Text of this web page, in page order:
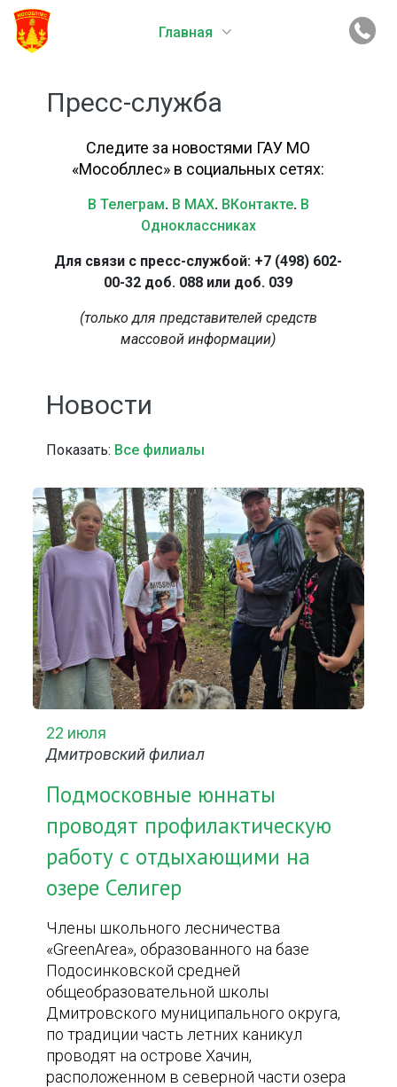
Главная
Пресс-служба
Следите за новостями ГАУ МО
«Мособллес» в социальных сетях:
В Телеграм. В MAX. ВКонтакте. В
Одноклассниках
Для связи с пресс-службой: +7 (498) 602-
00-32 доб. 088 или доб. 039
(только для представителей средств
массовой информации)
Новости
Показать: Все филиалы
22 июля
Дмитровский филиал
Подмосковные юннаты
проводят профилактическую
работу с отдыхающими на
озере Селигер
Члены школьного лесничества
«GreenArea», образованного на базе
Подосинковской средней
общеобразовательной школы
Дмитровского муниципального округа,
по традиции часть летних каникул
проводят на острове Хачин,
расположенном в северной части озера